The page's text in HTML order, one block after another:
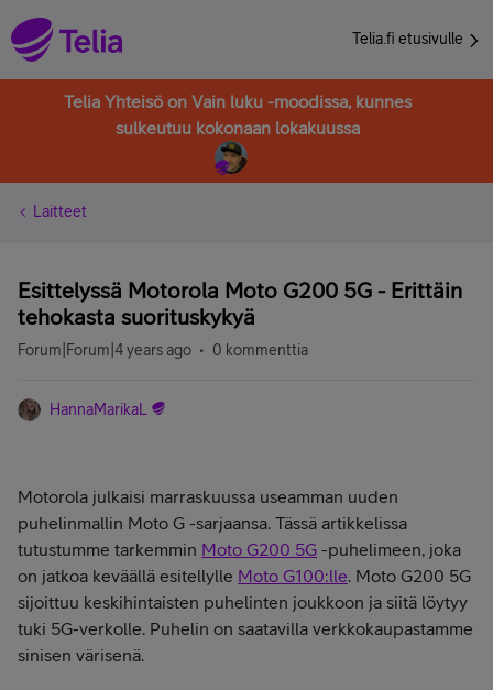
Telia.fi etusivulle
Telia Yhteisö on Vain luku -moodissa, kunnes
sulkeutuu kokonaan lokakuussa
Laitteet
Esittelyssä Motorola Moto G200 5G - Erittäin
tehokasta suorituskykyä
Forum|Forum|4 years ago 0 kommenttia
HannaMarikaL
Motorola julkaisi marraskuussa useamman uuden
puhelinmallin Moto G -sarjaansa. Tässä artikkelissa
tutustumme tarkemmin Moto G200 5G -puhelimeen, joka
on jatkoa keväällä esitellylle Moto G100:lle. Moto G200 5G
sijoittuu keskihintaisten puhelinten joukkoon ja siitä löytyy
tuki 5G-verkolle. Puhelin on saatavilla verkkokaupastamme
sinisen värisenä.